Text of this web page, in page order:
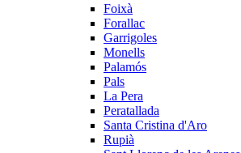
Foixà
Forallac
Garrigoles
Monells
Palamós
Pals
La Pera
Peratallada
Santa Cristina d'Aro
Rupià